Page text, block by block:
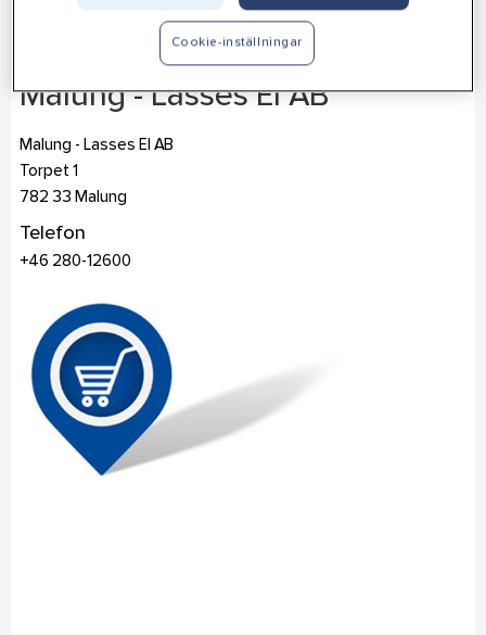
Malung - Lasses El AB
Malung - Lasses El AB
Torpet 1
782 33 Malung
Telefon
+46 280-12600
Cookie-inställningar